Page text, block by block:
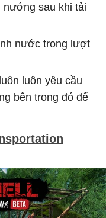
nướng sau khi tải
nước trong lượt
luôn yêu cầu
bên trong đó để